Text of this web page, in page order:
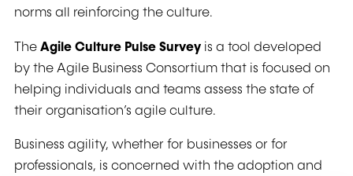
norms all reinforcing the culture.
The Agile Culture Pulse Survey is a tool developed
by the Agile Business Consortium that is focused on
helping individuals and teams assess the state of
their organisation’s agile culture.
Business agility, whether for businesses or for
professionals, is concerned with the adoption and